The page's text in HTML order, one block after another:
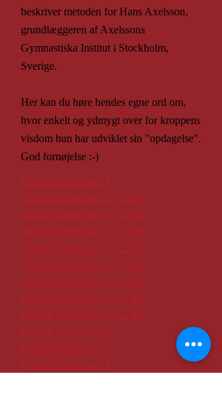
beskriver metoden for Hans Axelsson,
grundlæggeren af Axelssons
Gymnastiska Institut i Stockholm,
Sverige.
Her kan du høre hendes egne ord om,
hvor enkelt og ydmygt over for kroppens
visdom hun har udviklet sin "opdagelse".
God fornøjelse :-)
Marion Rosen part 1
Marion Rosen part 2 - 1.del
Marion Rosen part 2 - 2. del
Marion Rosen part 3 - 1. del
Marion Rosen part 3 - 2. del
Marion Rosen part 4 - 1. del
Marion Rosen part 4 - 2. del
Marion Rosen part 5 - 1. del
Marion Rosen part 5 - 2. del
Marion Rosen part 6
Marion Rosen part 7
Marion Rosen part 8